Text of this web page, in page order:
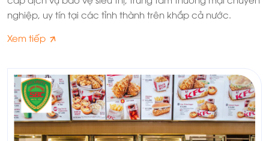
nghiệp, uy tín tại các tỉnh thành trên khắp cả nước.
Xem tiếp